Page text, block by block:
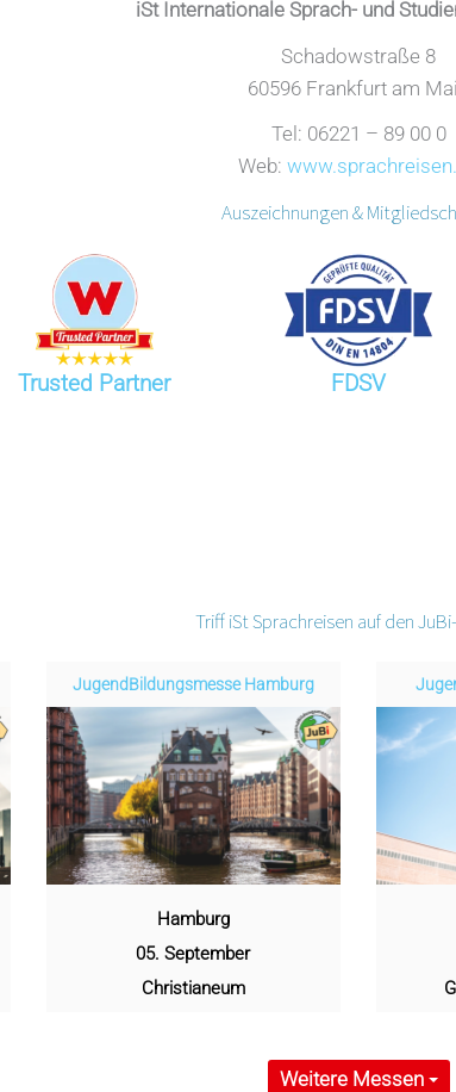
iSt In­ter­na­tio­na­le Sprach- und
Schadowstraße 8
60596 Frankfurt am
Tel: 06221 – 89 00 0
Web:
Auszeichnungen &
Trusted Partner FDSV
Triff iSt Sprachreisen auf den
Jugend­­­­­Bildungsmess­e Hamburg
Hamburg
05. September
Christianeum
Weitere Messen